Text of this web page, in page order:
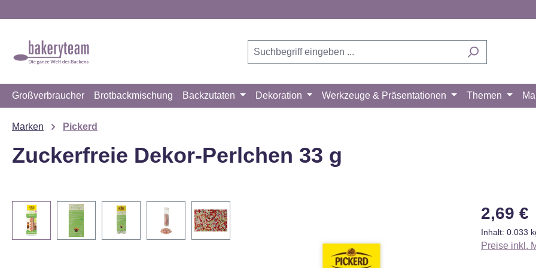
Großverbraucher Brotbackmischung Backzutaten Dekoration Werkzeuge & Präsentationen Themen
Marken Pickerd
Zuckerfreie Dekor-Perlchen 33 g
Bildergalerie überspringen Regulärer
2,69 €
Inhalt: 0.033
Preise inkl.